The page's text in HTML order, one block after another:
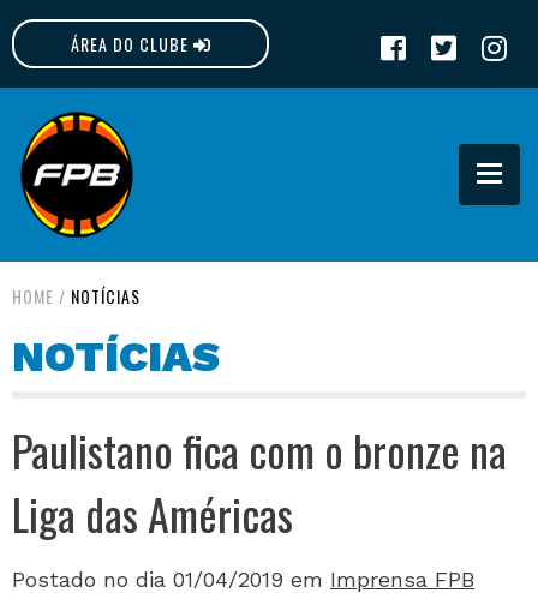
ÁREA DO CLUBE
FPB
HOME / NOTÍCIAS
NOTÍCIAS
Paulistano fica com o bronze na
Liga das Américas
Postado no dia 01/04/2019 em Imprensa FPB